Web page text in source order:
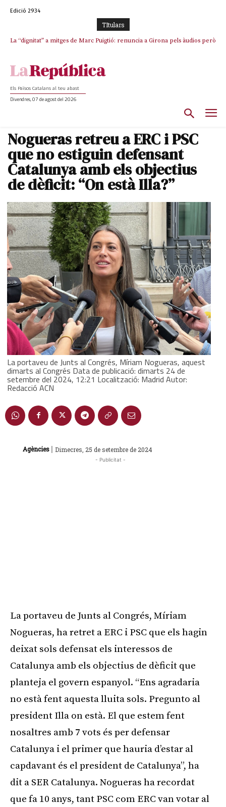
Edició 2934
TItulars
La “dignitat” a mitges de Marc Puigtió: renuncia a Girona pels àudios però
Els Països Catalans al teu abast
Divendres, 07 de agost del 2026
Nogueras retreu a ERC i PSC
que no estiguin defensant
Catalunya amb els objectius
de dèficit: “On està Illa?”
La portaveu de Junts al Congrés, Míriam Nogueras, aquest
dimarts al Congrés Data de publicació: dimarts 24 de
setembre del 2024, 12:21 Localització: Madrid Autor:
Redacció ACN
Agències | Dimecres, 25 de setembre de 2024
- Publicitat -
La portaveu de Junts al Congrés, Míriam
Nogueras, ha retret a ERC i PSC que els hagin
deixat sols defensat els interessos de
Catalunya amb els objectius de dèficit que
planteja el govern espanyol. “Ens agradaria
no està fent aquesta lluita sols. Pregunto al
president Illa on està. El que estem fent
nosaltres amb 7 vots és per defensar
Catalunya i el primer que hauria d’estar al
capdavant és el president de Catalunya”, ha
dit a SER Catalunya. Nogueras ha recordat
que fa 10 anys, tant PSC com ERC van votar al